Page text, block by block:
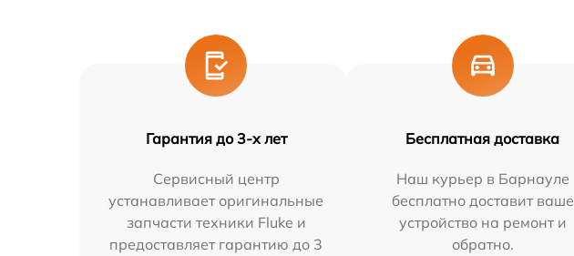
Гарантия до 3-х лет
Сервисный центр
устанавливает оригинальные
запчасти техники Fluke и
предоставляет гарантию до 3
Бесплатная доставка
Наш курьер в Барнауле
бесплатно доставит ваше
устройство на ремонт и
обратно.